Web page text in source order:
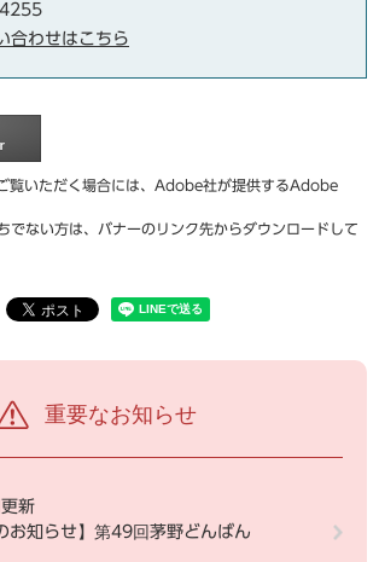
合わせはこちら
覧いただく場合には、Adobe社が提供するAdobe
ない方は、バナーのリンク先からダウンロードして
重要なお知らせ
新
お知らせ】第49回茅野どんばん